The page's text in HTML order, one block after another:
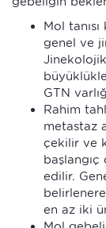
Mol
genel ve
GTN
Rahim
metastaz
çekilir ve
edilir.
en az iki